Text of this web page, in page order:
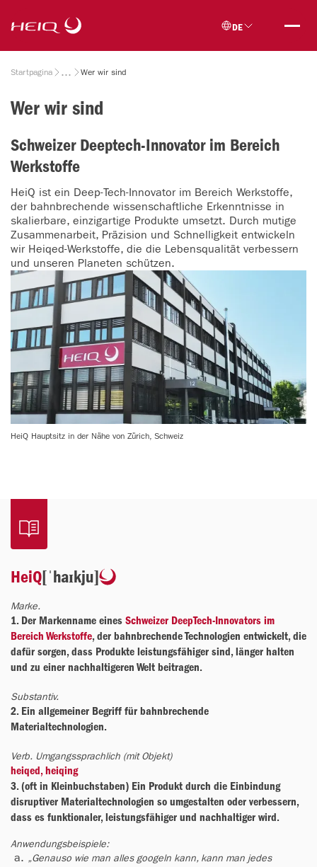
main
content
DE
Breadcrumb
Startpagina Wer wir sind
Wer wir sind
Schweizer Deeptech-Innovator im Bereich
Werkstoffe
HeiQ ist ein Deep-Tech-Innovator im Bereich Werkstoffe,
der bahnbrechende wissenschaftliche Erkenntnisse in
skalierbare, einzigartige Produkte umsetzt. Durch mutige
Zusammenarbeit, Präzision und Schnelligkeit entwickeln
wir Heiqed-Werkstoffe, die die Lebensqualität verbessern
und unseren Planeten schützen.
HeiQ Hauptsitz in der Nähe von Zürich, Schweiz
HeiQ[ˈhaɪkju]
Marke.
1. Der Markenname eines Schweizer DeepTech-Innovators im
Bereich Werkstoffe, der bahnbrechende Technologien entwickelt, die
dafür sorgen, dass Produkte leistungsfähiger sind, länger halten
und zu einer nachhaltigeren Welt beitragen.
Substantiv.
2. Ein allgemeiner Begriff für bahnbrechende
Materialtechnologien.
Verb. Umgangssprachlich (mit Objekt)
heiqed, heiqing
3. (oft in Kleinbuchstaben) Ein Produkt durch die Einbindung
disruptiver Materialtechnologien so umgestalten oder verbessern,
dass es funktionaler, leistungsfähiger und nachhaltiger wird.
Anwendungsbeispiele:
„Genauso wie man alles googeln kann, kann man jedes